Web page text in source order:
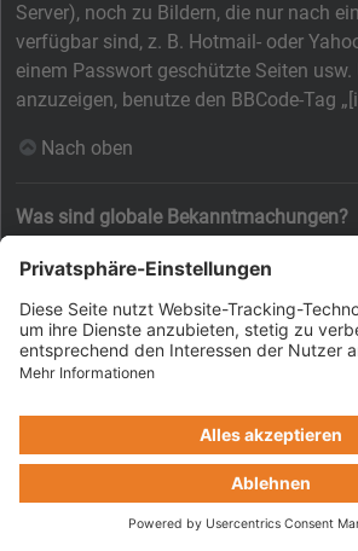
Server), noch zu Bildern, die nur nach
verfügbar sind, z. B. Hotmail- oder
einem Passwort geschützte Seiten usw.
anzuzeigen, benutze den BBCode-Tag
Nach oben
Was sind globale Bekanntmachungen?
Informationen, deshalb solltest du sie
lesen. Globale Bekanntmachungen
jedem Forum und ebenfalls in deinem
Ob du eine globale Bekanntmachung
vergebenen Berechtigungen ab.
Nach oben
Was sind Bekanntmachungen?